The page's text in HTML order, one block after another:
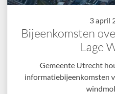
3 april
Bijeenkomsten
Lage
Gemeente Utrecht
informatiebijeenkomsten